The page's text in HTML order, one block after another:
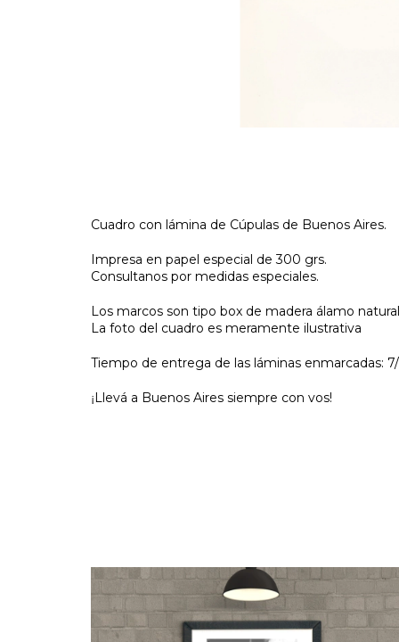
Cuadro con lámina de Cúpulas de Buenos Aires.
Impresa en papel especial de 300 grs.
Consultanos por medidas especiales.
Los marcos son tipo box de madera álamo
La foto del cuadro es meramente ilustrativa
Tiempo de entrega de las láminas enmarcadas: 7/
¡Llevá a Buenos Aires siempre con vos!